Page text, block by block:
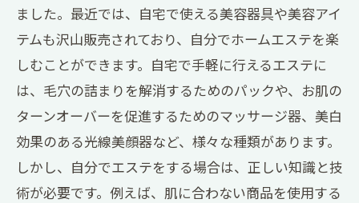
ました。最近では、自宅で使える美容器具や美容アイ
テムも沢山販売されており、自分でホームエステを楽
しむことができます。自宅で手軽に行えるエステに
は、毛穴の詰まりを解消するためのパックや、お肌の
ターンオーバーを促進するためのマッサージ器、美白
効果のある光線美顔器など、様々な種類があります。
しかし、自分でエステをする場合は、正しい知識と技
術が必要です。例えば、肌に合わない商品を使用する